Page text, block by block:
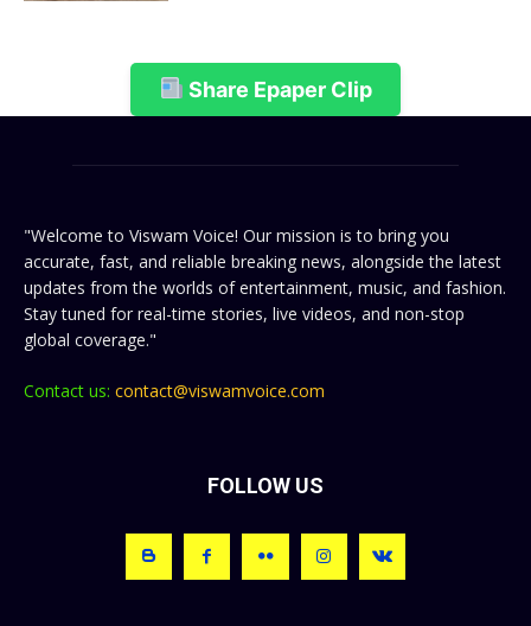
Share Epaper Clip
"Welcome to Viswam Voice! Our mission is to bring you
accurate, fast, and reliable breaking news, alongside the latest
updates from the worlds of entertainment, music, and fashion.
Stay tuned for real-time stories, live videos, and non-stop
global coverage."
Contact us: contact@viswamvoice.com
FOLLOW US